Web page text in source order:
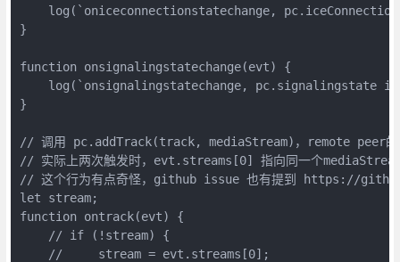
log(`oniceconnectionstatechange,
}
function onsignalingstatechange(evt) {
log(`onsignalingstatechange, pc.signalingstate
}
// 调用 pc.addTrack(track, mediaStream)，remote peer的
// 实际上两次触发时，evt.streams[0] 指向同一个
// 这个行为有点奇怪，github issue 也有提到 https://
let stream;
function ontrack(evt) {
    // if (!stream) {
    //     stream = evt.streams[0];